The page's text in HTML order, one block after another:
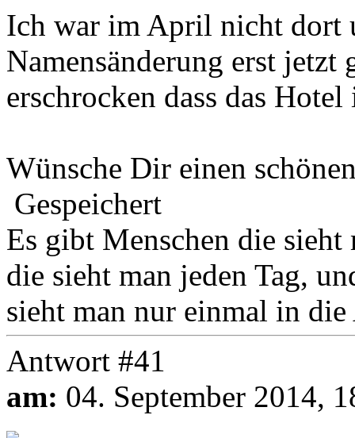
Ich war im April nicht dort
Namensänderung erst jetzt
erschrocken dass das
Wünsche Dir einen
Gespeichert
Es gibt Menschen die
die sieht man jeden Tag,
sieht man nur einmal in
Antwort #41
am: 04. September 2014,